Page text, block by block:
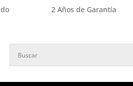
2 Años de Garantía